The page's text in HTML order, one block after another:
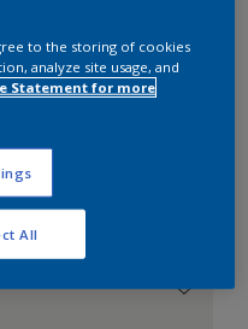
to the storing of cookies
analyze site usage, and
Statement for more
All